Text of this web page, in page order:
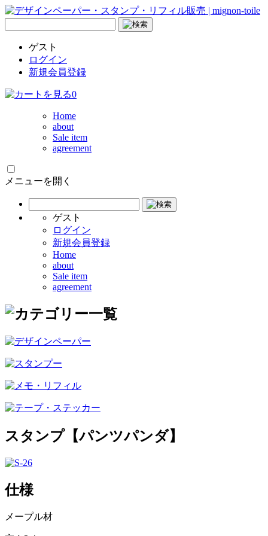
ゲスト
ログイン
新規会員登録
0
Home
about
Sale item
agreement
メニューを開く
ゲスト
ログイン
新規会員登録
Home
about
Sale item
agreement
スタンプ【パンツパンダ】
仕様
メープル材